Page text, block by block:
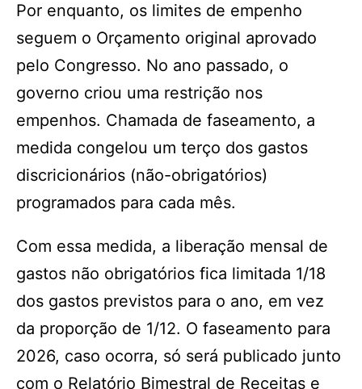
Por enquanto, os limites de empenho
seguem o Orçamento original aprovado
pelo Congresso. No ano passado, o
governo criou uma restrição nos
empenhos. Chamada de faseamento, a
medida congelou um terço dos gastos
discricionários (não-obrigatórios)
programados para cada mês.
Com essa medida, a liberação mensal de
gastos não obrigatórios fica limitada 1/18
dos gastos previstos para o ano, em vez
da proporção de 1/12. O faseamento para
2026, caso ocorra, só será publicado junto
com o Relatório Bimestral de Receitas e